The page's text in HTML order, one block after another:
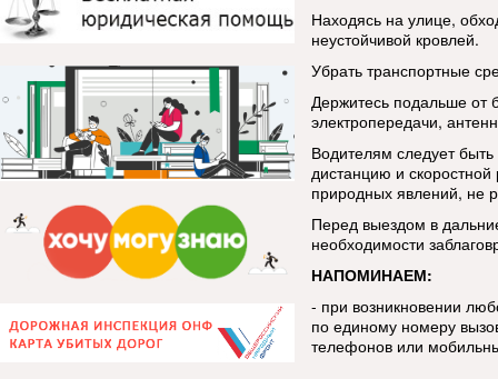
Находясь на улице,
неустойчивой кровлей.
Убрать транспортные
Держитесь подальше от
электропередачи,
Водителям следует
дистанцию и
природных явлений, не
Перед выездом в
необходимости
НАПОМИНАЕМ:
- при возникновении
по единому номеру
телефонов или